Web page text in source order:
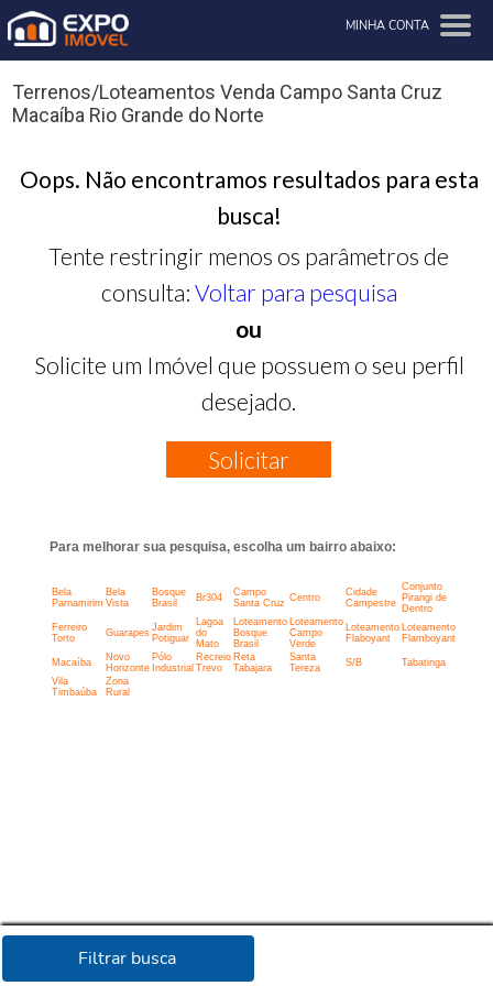
MINHA CONTA
Filtrar busca
Terrenos/Loteamentos Venda Campo Santa Cruz
Macaíba Rio Grande do Norte
Oops. Não encontramos resultados para esta
busca!
Tente restringir menos os parâmetros de
consulta: Voltar para pesquisa
ou
Solicite um Imóvel que possuem o seu perfil
desejado.
Solicitar
Para melhorar sua pesquisa, escolha um bairro abaixo:
Bela
Parnamirim
Bela
Vista
Bosque
Brasil
Br304
Campo
Santa Cruz Centro
Cidade
Campestre
Conjunto
Pirangi de
Dentro
Ferreiro
Torto
Guarapes Jardim
Potiguar
Lagoa
do
Mato
Loteamento
Bosque
Brasil
Loteamento
Campo
Verde
Loteamento
Flaboyant
Loteamento
Flamboyant
Macaíba
Novo
Horizonte
Pólo
Industrial
Recreio
Trevo
Reta
Tabajara
Santa
Tereza
S/B
Tabatinga
Vila
Timbaúba
Zona
Rural